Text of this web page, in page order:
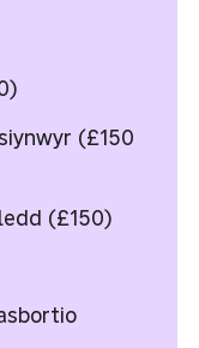
(£150
(£150)